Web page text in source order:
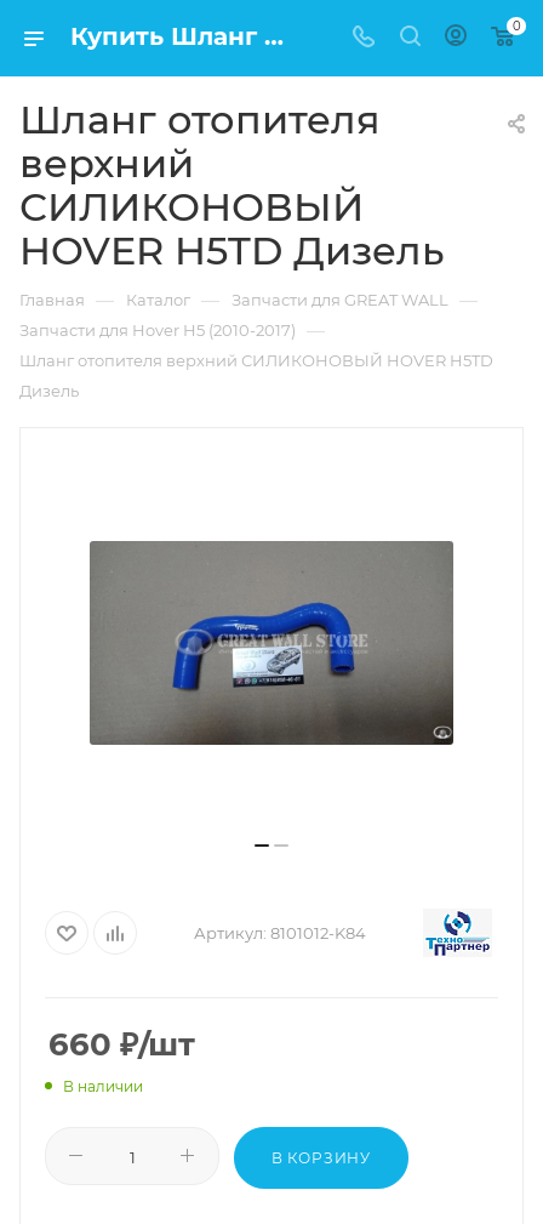
Купить Шланг отопителя верхний СИЛИКОНОВЫЙ HOVER H5TD Дизель в Москве по низкой цене 0
Шланг отопителя
верхний
СИЛИКОНОВЫЙ
HOVER H5TD Дизель
Главная — Каталог — Запчасти для GREAT WALL —
Запчасти для Hover H5 (2010-2017) —
Шланг отопителя верхний СИЛИКОНОВЫЙ HOVER H5TD
Дизель
Артикул: 8101012-K84
660 ₽/шт
В наличии
В КОРЗИНУ